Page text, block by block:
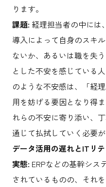
ります。
課題: 経理担当者の中には
導入によって自身のスキ
ないか、あるいは職を失
とした不安を感じている
のような不安感は、「経
用を妨げる要因となり得
れらの不安に寄り添い、
通じて払拭していく必要が
データ活用の遅れとITリ
実態: ERPなどの基幹シス
されているものの、それ